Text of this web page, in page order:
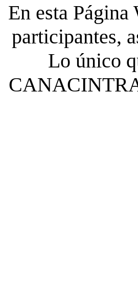
En esta
participantes,
Lo único